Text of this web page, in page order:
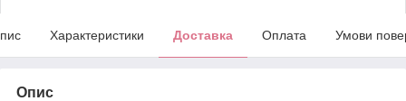
Характеристики Доставка Оплата Умови
Опис